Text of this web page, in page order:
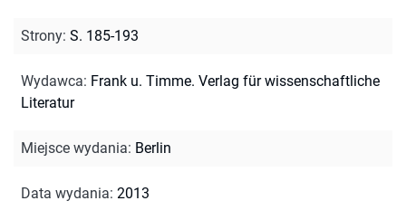
Strony: S. 185-193
Wydawca: Frank u. Timme. Verlag für wissenschaftliche
Literatur
Miejsce wydania: Berlin
Data wydania: 2013